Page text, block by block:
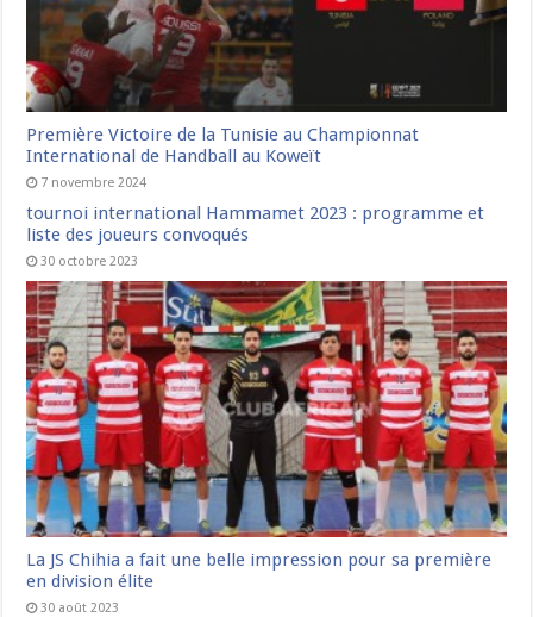
Première Victoire de la Tunisie au Championnat
International de Handball au Koweït
7 novembre 2024
tournoi international Hammamet 2023 : programme et
liste des joueurs convoqués
30 octobre 2023
La JS Chihia a fait une belle impression pour sa première
en division élite
30 août 2023